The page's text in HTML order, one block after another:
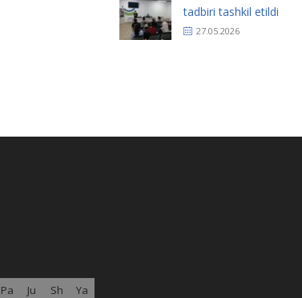
tadbiri tashkil etildi
27.05.2026
Pa Ju Sh
Ya